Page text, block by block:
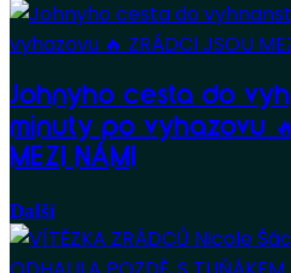
Johnyho cesta do
minuty po vyhazovu
MEZI NÁMI
Další